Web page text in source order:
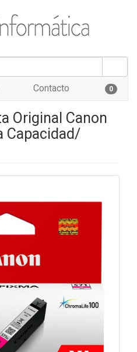
Contacto 0
Original Canon
Capacidad/